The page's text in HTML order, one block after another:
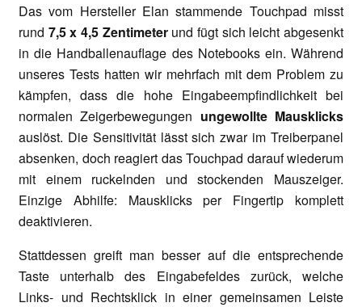
Das vom Hersteller Elan stammende Touchpad misst
rund 7,5 x 4,5 Zentimeter und fügt sich leicht abgesenkt
in die Handballenauflage des Notebooks ein. Während
unseres Tests hatten wir mehrfach mit dem Problem zu
kämpfen, dass die hohe Eingabeempfindlichkeit bei
normalen Zeigerbewegungen ungewollte Mausklicks
auslöst. Die Sensitivität lässt sich zwar im Treiberpanel
absenken, doch reagiert das Touchpad darauf wiederum
mit einem ruckelnden und stockenden Mauszeiger.
Einzige Abhilfe: Mausklicks per Fingertip komplett
deaktivieren.
Stattdessen greift man besser auf die entsprechende
Taste unterhalb des Eingabefeldes zurück, welche
Links- und Rechtsklick in einer gemeinsamen Leiste